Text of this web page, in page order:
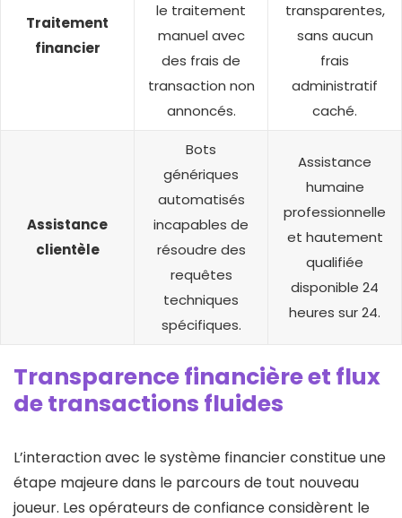
Traitement
financier
le traitement
manuel avec
des frais de
transaction non
annoncés.
transparentes,
sans aucun
frais
administratif
caché.
Assistance
clientèle
Bots
génériques
automatisés
incapables de
résoudre des
requêtes
techniques
spécifiques.
Assistance
humaine
professionnelle
et hautement
qualifiée
disponible 24
heures sur 24.
Transparence financière et flux
de transactions fluides
L’interaction avec le système financier constitue une
étape majeure dans le parcours de tout nouveau
joueur. Les opérateurs de confiance considèrent le